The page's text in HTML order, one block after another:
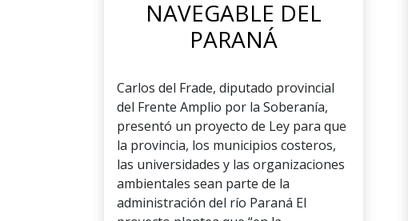
NAVEGABLE DEL
PARANÁ
Carlos del Frade, diputado provincial
del Frente Amplio por la Soberanía,
presentó un proyecto de Ley para que
la provincia, los municipios costeros,
las universidades y las organizaciones
ambientales sean parte de la
administración del río Paraná El